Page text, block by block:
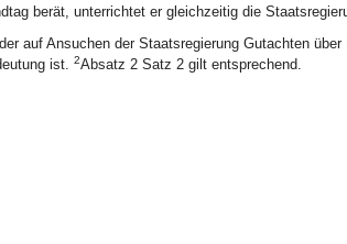
berät, unterrichtet er gleichzeitig die
auf Ansuchen der Staatsregierung Gutachten über
ist. 2Absatz 2 Satz 2 gilt entsprechend.